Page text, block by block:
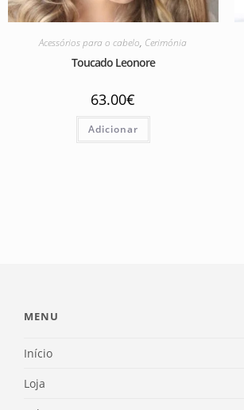
Acessórios para o cabelo, Cerimónia
Toucado Leonore
63.00€
Adicionar
MENU
Início
Loja